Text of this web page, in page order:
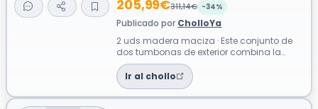
205,99€311,14€ -34%
Publicado por CholloYa
2 uds madera maciza · Este conjunto de
dos tumbonas de exterior combina la
calidez de la madera maciza de acacia
con ...
Ir al chollo